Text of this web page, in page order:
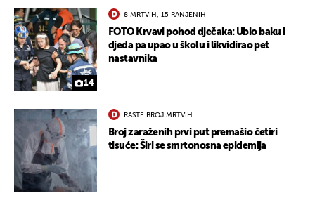
14
8 MRTVIH, 15 RANJENIH
FOTO Krvavi pohod dječaka: Ubio baku i
djeda pa upao u školu i likvidirao pet
nastavnika
RASTE BROJ MRTVIH
Broj zaraženih prvi put premašio četiri
tisuće: Širi se smrtonosna epidemija